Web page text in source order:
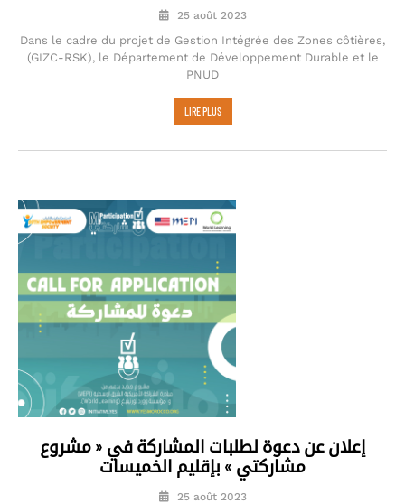
25 août 2023
Dans le cadre du projet de Gestion Intégrée des Zones côtières,
(GIZC-RSK), le Département de Développement Durable et le
PNUD
LIRE PLUS
إعلان عن دعوة لطلبات المشاركة في « مشروع
مشاركتي » بإقليم الخميسات
25 août 2023